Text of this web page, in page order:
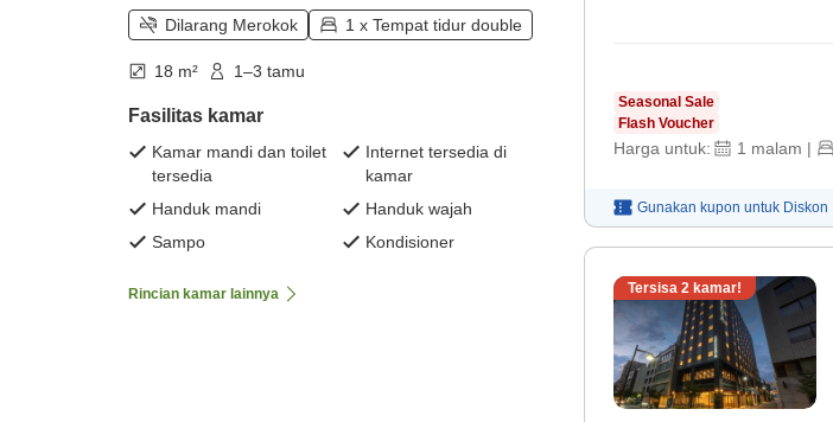
Dilarang Merokok 1 x Tempat tidur double
18 m² 1–3 tamu
Fasilitas kamar
Kamar mandi dan toilet
tersedia
Internet tersedia di
kamar
Handuk mandi
Handuk wajah
Sampo
Kondisioner
Rincian kamar lainnya
Seasonal Sale
Flash Voucher
Harga untuk: 1 malam |
Gunakan kupon untuk Diskon
Tersisa 2 kamar!